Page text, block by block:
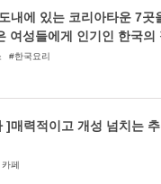
내에 있는 코리아타운 7곳
여성들에게 인기인 한국의
수 있다!
한국요리
]매력적이고 개성 넘치는
페